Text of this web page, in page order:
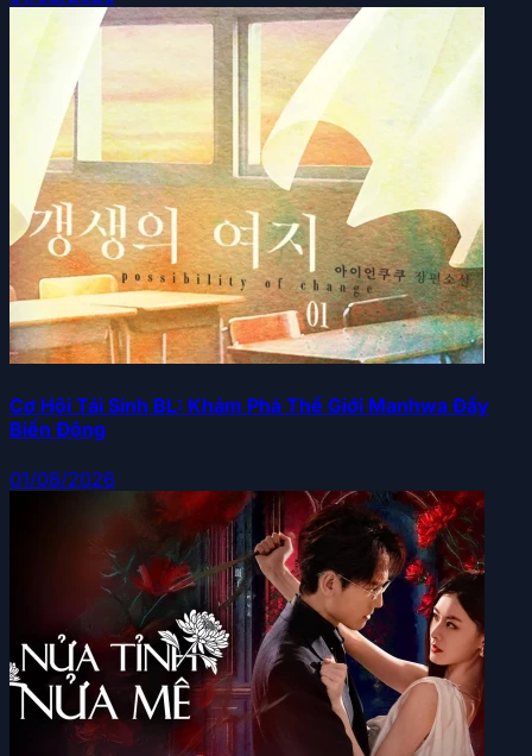
Cơ Hội Tái Sinh BL: Khám Phá Thế Giới Manhwa Đầy
Biến Động
01/08/2026